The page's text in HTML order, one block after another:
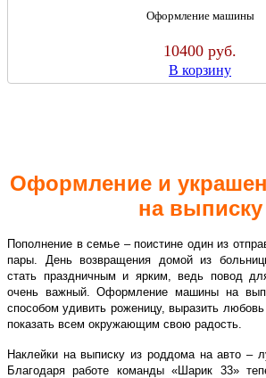
Оформление машины
10400 руб.
В корзину
Оформление и
на выписку
Пополнение в семье – поистине один из
пары. День возвращения домой из
стать праздничным и ярким, ведь повод
очень важный. Оформление машины на
способом удивить роженицу, выразить
показать всем окружающим свою радость.
Наклейки на выписку из роддома на авто –
Благодаря работе команды «Шарик 33»